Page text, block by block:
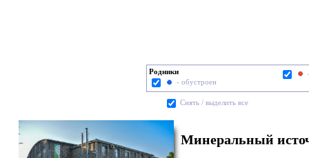
Родники
- обустроен
Cнять / выделить все
Минеральный